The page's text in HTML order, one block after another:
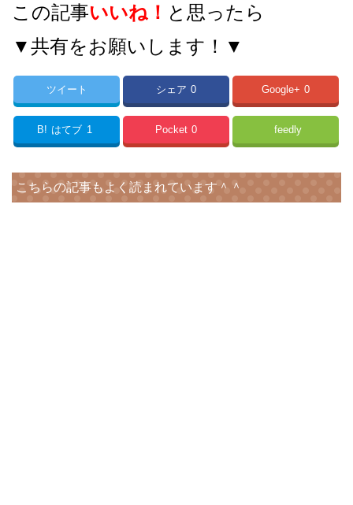
この記事いいね！ と思ったら
▼共有をお願いします！▼
ツイート シェア 0 Google+ 0
B! はてブ 1 Pocket 0 feedly
こちらの記事もよく読まれています＾＾